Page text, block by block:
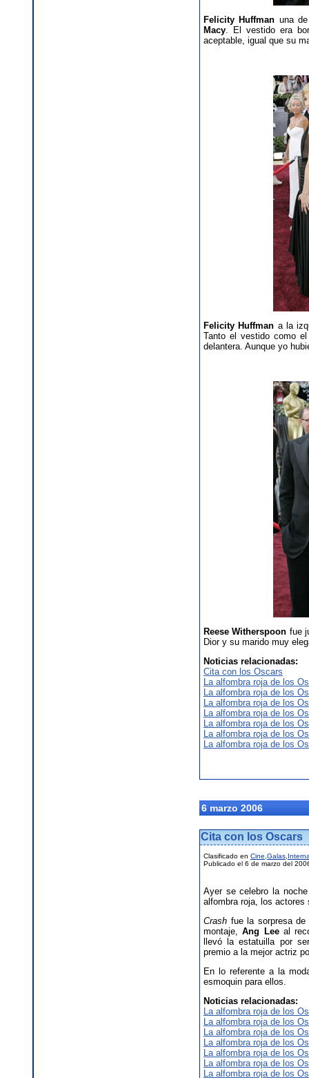
Felicity Huffman una
Macy. El vestido era
aceptable, igual que su
Felicity Huffman a la
Tanto el vestido como
delantera. Aunque yo
Reese Witherspoon fue
Dior y su marido muy
Noticias relacionadas:
Cita con los Oscars
La alfombra roja de los
La alfombra roja de los
La alfombra roja de los
La alfombra roja de los
La alfombra roja de los
La alfombra roja de los
La alfombra roja de los
6 marzo 2006
Cita con los Oscars
Clasificado en Cine Galas
Publicado el 6 de marzo del
Ayer se celebro la
alfombra roja, los actores
Crash fue la sorpresa
montaje,Ang Leeal
llevó la estatuilla por
premio a la mejor actriz
En lo referente a la
esmoquin para ellos.
Noticias relacionadas:
La alfombra roja de los
La alfombra roja de los
La alfombra roja de los
La alfombra roja de los
La alfombra roja de los
La alfombra roja de los
La alfombra roja de los